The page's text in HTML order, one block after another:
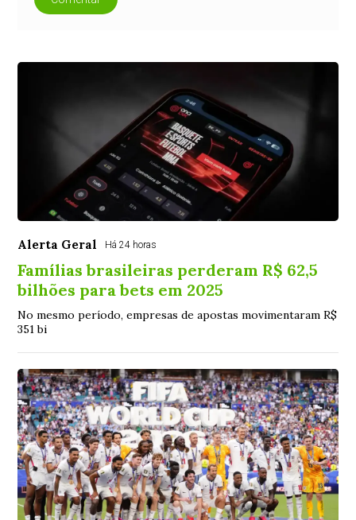
Alerta Geral Há 24 horas
Famílias brasileiras perderam R$ 62,5
bilhões para bets em 2025
No mesmo período, empresas de apostas movimentaram R$
351 bi